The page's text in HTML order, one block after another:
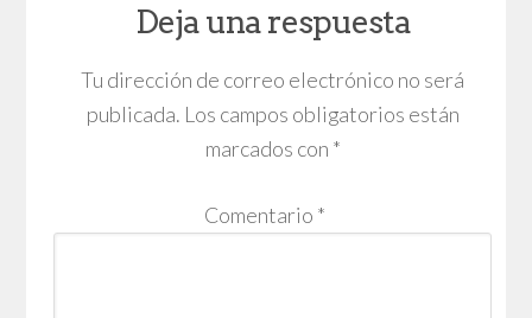
Deja una respuesta
Tu dirección de correo electrónico no será
publicada. Los campos obligatorios están
marcados con *
Comentario *